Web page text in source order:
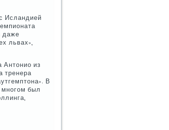
Исландией
даже
львах»,
Антонио из
тренера
В
многом был